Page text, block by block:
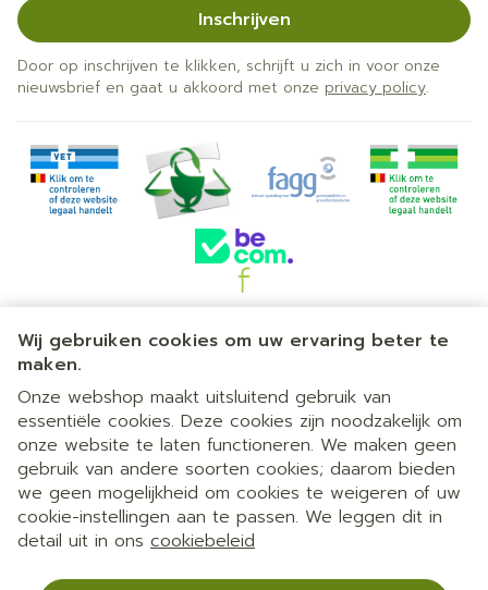
Wij gebruiken cookies om uw ervaring beter te
maken.
Onze webshop maakt uitsluitend gebruik van
essentiële cookies. Deze cookies zijn noodzakelijk om
onze website te laten functioneren. We maken geen
gebruik van andere soorten cookies; daarom bieden
we geen mogelijkheid om cookies te weigeren of uw
cookie-instellingen aan te passen. We leggen dit in
detail uit in ons cookiebeleid
Inschrijven
Door op inschrijven te klikken, schrijft u zich in voor onze
nieuwsbrief en gaat u akkoord met onze privacy policy.
Juridische links